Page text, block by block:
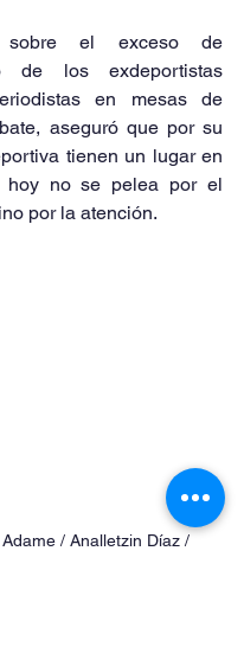
sobre el exceso de
de los exdeportistas
en mesas de
aseguró que por su
tienen un lugar en
hoy no se pelea por el
por la atención.
/ Analletzin Díaz /